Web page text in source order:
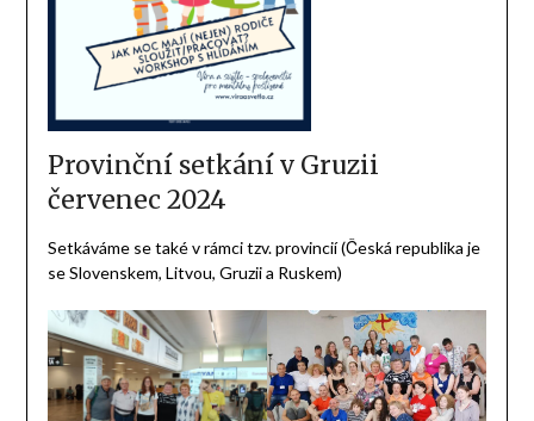
Provinční setkání v Gruzii
červenec 2024
Setkáváme se také v rámci tzv. provincií (Česká republika je
se Slovenskem, Litvou, Gruzii a Ruskem)